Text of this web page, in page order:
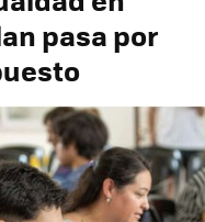
pasa por